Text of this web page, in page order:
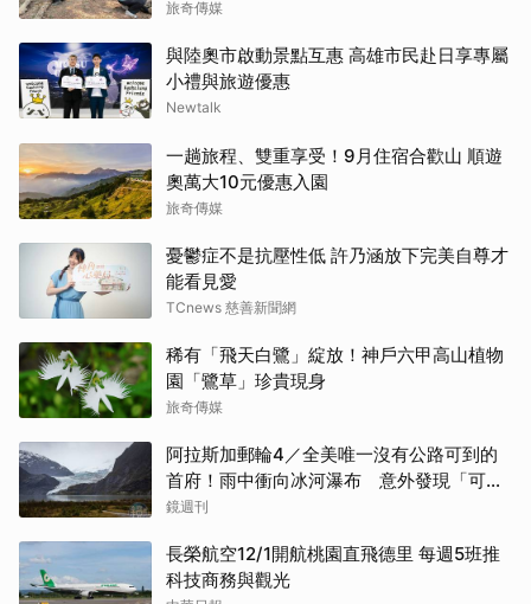
旅奇傳媒
與陸奧市啟動景點互惠 高雄市民赴日享專屬
小禮與旅遊優惠
Newtalk
一趟旅程、雙重享受！9月住宿合歡山 順遊
奧萬大10元優惠入園
旅奇傳媒
憂鬱症不是抗壓性低 許乃涵放下完美自尊才
能看見愛
TCnews 慈善新聞網
稀有「飛天白鷺」綻放！神戶六甲高山植物
園「鷺草」珍貴現身
旅奇傳媒
阿拉斯加郵輪4／全美唯一沒有公路可到的
首府！雨中衝向冰河瀑布 意外發現「可講
價」的質感紀念品
鏡週刊
長榮航空12/1開航桃園直飛德里 每週5班推
科技商務與觀光